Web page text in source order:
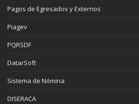
Pagos de Egresados y Externos
Piagev
PQRSDF
DatarSoft
Sistema de Nómina
DISERACA